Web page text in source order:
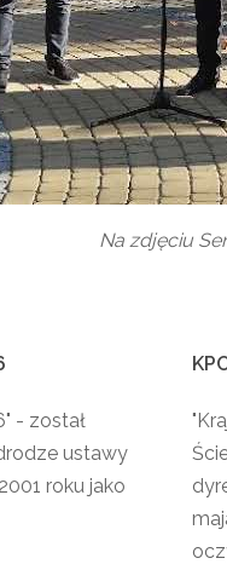
Na zdjęciu
- został
ustawy
roku jako